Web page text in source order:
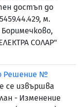
достъп до
м.
СОЛАР"
Решение №
се извършва
- Изменение